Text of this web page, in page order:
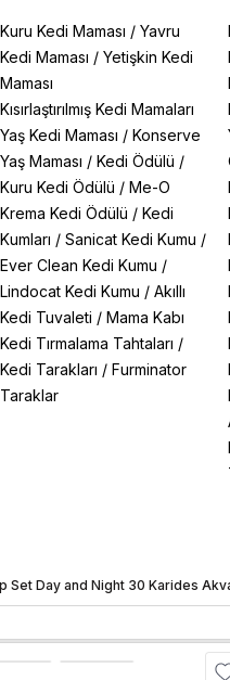
Kuru Kedi Maması / Yavru
Kedi Maması / Yetişkin Kedi
Maması
Kısırlaştırılmış Kedi Mamaları
Yaş Kedi Maması / Konserve
Yaş Maması / Kedi Ödülü /
Kuru Kedi Ödülü / Me-O
Krema Kedi Ödülü / Kedi
Kumları / Sanicat Kedi Kumu /
Ever Clean Kedi Kumu /
Lindocat Kedi Kumu / Akıllı
Kedi Tuvaleti / Mama Kabı
Kedi Tırmalama Tahtaları /
Kedi Tarakları / Furminator
Taraklar
Set Day and Night 30 Karides